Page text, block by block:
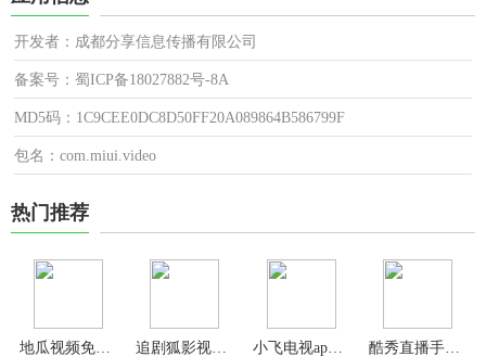
开发者：成都分享信息传播有限公司
备案号：蜀ICP备18027882号-8A
MD5码：1C9CEE0DC8D50FF20A089864B586799F
包名：com.miui.video
热门推荐
地瓜视频免费追剧app 小飞电视app官方版